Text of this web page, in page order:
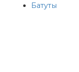
Батуты